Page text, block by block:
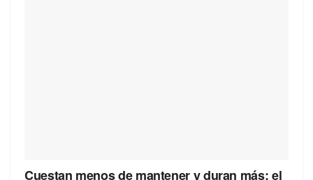
Cuestan menos de mantener y duran más: el